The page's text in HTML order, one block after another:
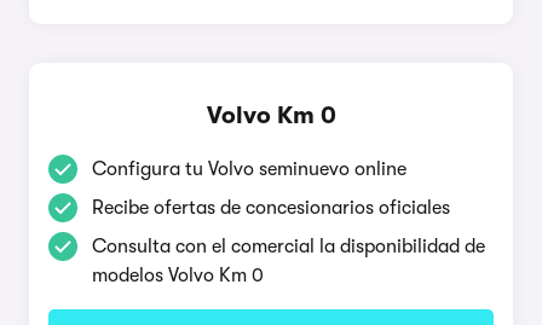
Volvo Km 0
Configura tu Volvo seminuevo online
Recibe ofertas de concesionarios oficiales
Consulta con el comercial la disponibilidad de
modelos Volvo Km 0